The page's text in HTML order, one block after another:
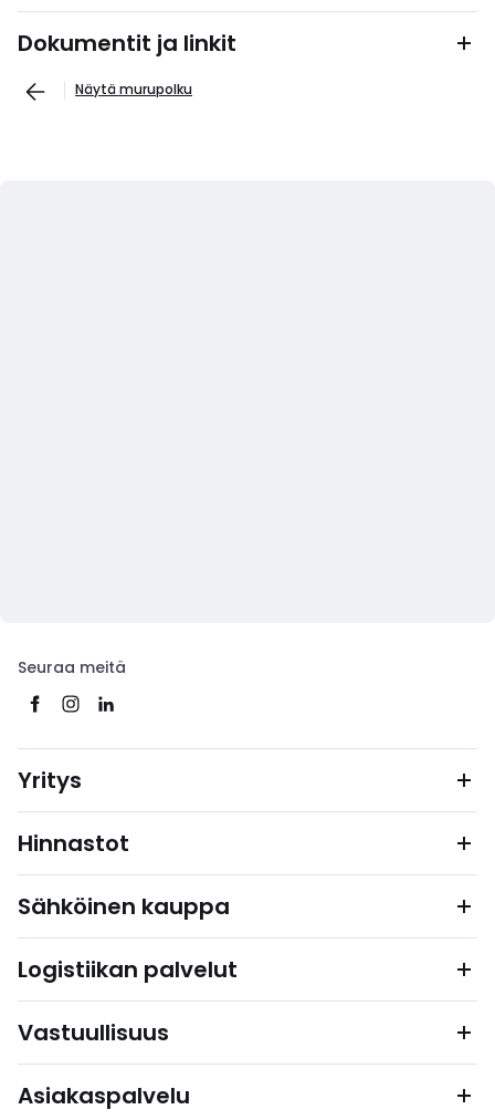
Dokumentit ja linkit
Näytä murupolku
Seuraa meitä
Yritys
Hinnastot
Sähköinen kauppa
Logistiikan palvelut
Vastuullisuus
Asiakaspalvelu